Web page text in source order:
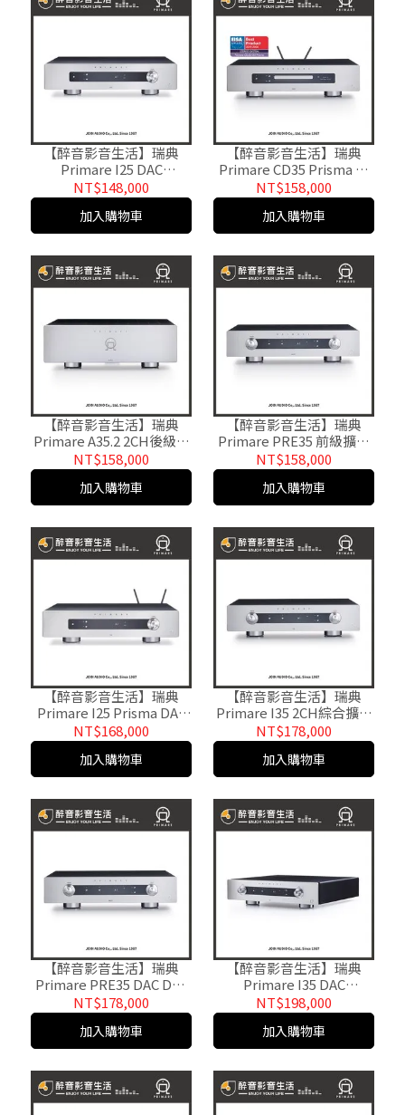
【醉音影音生活】瑞典
Primare I25 DAC
2CH+DAC綜合擴大機.台灣
公司貨
NT$148,000
加入購物車
【醉音影音生活】瑞典
Primare CD35 Prisma 網
路串流CD播放機/CD播放
器.台灣公司貨
NT$158,000
加入購物車
【醉音影音生活】瑞典
Primare A35.2 2CH後級擴
大機.台灣公司貨
NT$158,000
加入購物車
【醉音影音生活】瑞典
Primare PRE35 前級擴大
機.台灣公司貨
NT$158,000
加入購物車
【醉音影音生活】瑞典
Primare I25 Prisma DAC
網路串流綜合擴大機.台灣
公司貨
NT$168,000
加入購物車
【醉音影音生活】瑞典
Primare I35 2CH綜合擴大
機.台灣公司貨
NT$178,000
加入購物車
【醉音影音生活】瑞典
Primare PRE35 DAC DAC
前級擴大機.台灣公司貨
NT$178,000
加入購物車
【醉音影音生活】瑞典
Primare I35 DAC
2CH+DAC綜合擴大機.台灣
公司貨
NT$198,000
加入購物車